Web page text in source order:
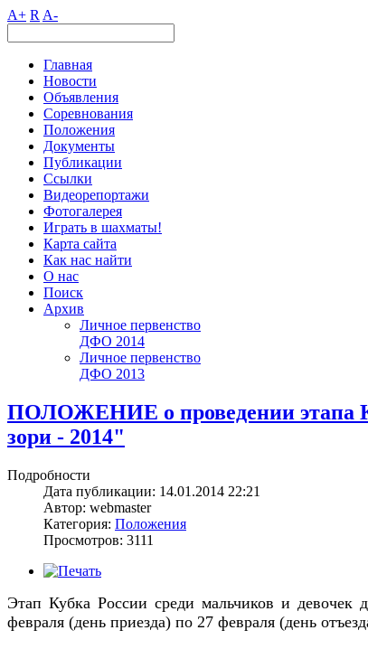
A+ R A-
Главная
Новости
Объявления
Соревнования
Положения
Документы
Публикации
Ссылки
Видеорепортажи
Фотогалерея
Играть в шахматы!
Карта сайта
Как нас найти
О нас
Поиск
Архив
Личное первенство
ДФО 2014
Личное первенство
ДФО 2013
ПОЛОЖЕНИЕ о проведении этапа
зори - 2014"
Подробности
Дата публикации: 14.01.2014 22:21
Автор: webmaster
Категория: Положения
Просмотров: 3111
Этап Кубка России среди мальчиков и
февраля (день приезда) по 27 февраля (день